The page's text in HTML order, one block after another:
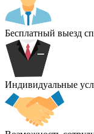
Бесплатный выезд
Индивидуальные